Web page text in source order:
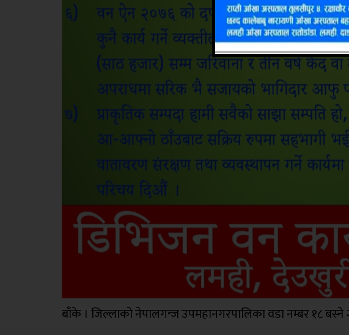
बाँके । जिल्लाको नेपालगन्ज उपमहानगरपालिका वडा नम्बर १८ बस्ने